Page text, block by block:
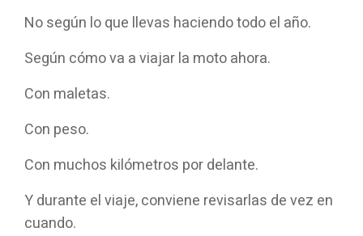
No según lo que llevas haciendo todo el año.
Según cómo va a viajar la moto ahora.
Con maletas.
Con peso.
Con muchos kilómetros por delante.
Y durante el viaje, conviene revisarlas de vez en
cuando.